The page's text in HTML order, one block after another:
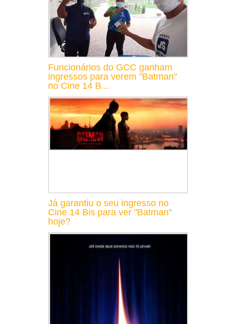
Funcionários do GCC ganham
ingressos para verem "Batman"
no Cine 14 B...
Já garantiu o seu ingresso no
Cine 14 Bis para ver "Batman"
hoje?